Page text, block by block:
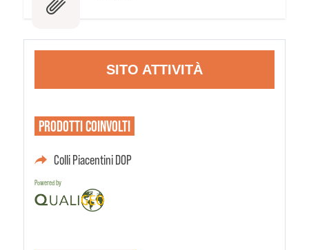
SITO ATTIVITÀ
PRODOTTICOINVOLTI
Colli Piacentini DOP
Powered by